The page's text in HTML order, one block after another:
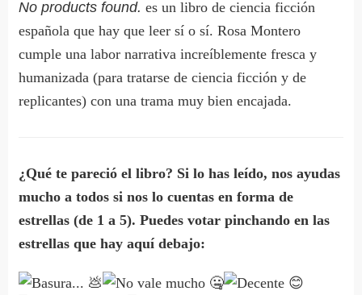
No products found. es un libro de ciencia ficción
española que hay que leer sí o sí. Rosa Montero
cumple una labor narrativa increíblemente fresca y
humanizada (para tratarse de ciencia ficción y de
replicantes) con una trama muy bien encajada.
¿Qué te pareció el libro? Si lo has leído, nos ayudas
mucho a todos si nos lo cuentas en forma de
estrellas (de 1 a 5). Puedes votar pinchando en las
estrellas que hay aquí debajo: